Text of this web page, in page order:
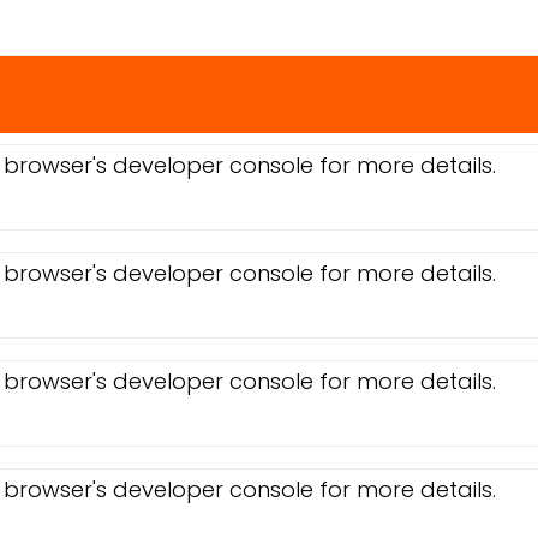
developer console for more details.
developer console for more details.
developer console for more details.
developer console for more details.